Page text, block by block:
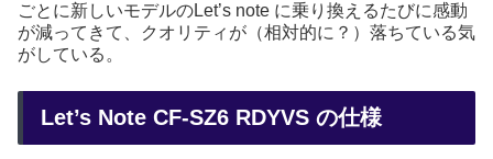
ごとに新しいモデルのLet’s note に乗り換えるたびに感動
が減ってきて、クオリティが（相対的に？）落ちている気
がしている。
Let’s Note CF-SZ6 RDYVS の仕様